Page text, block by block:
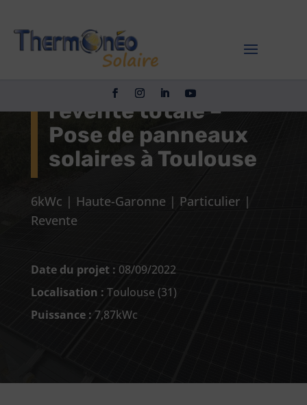
Projet
photovoltaïque
revente totale –
Pose de panneaux
solaires à Toulouse
6kWc | Haute-Garonne | Particulier |
Revente
Date du projet : 08/09/2022
Localisation : Toulouse (31)
Puissance : 7,87kWc